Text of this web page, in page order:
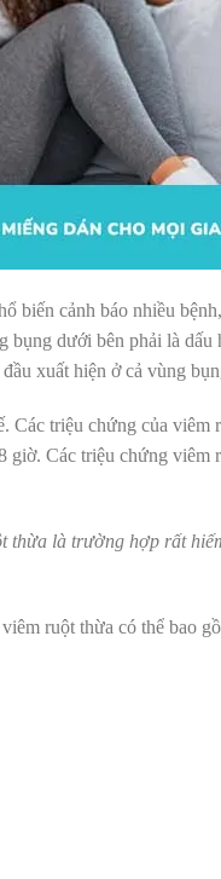
biến cảnh báo nhiều
bụng dưới bên phải là
xuất hiện ở cả vùng
Các triệu chứng của
giờ. Các triệu chứng
thừa là trường hợp rất
ruột thừa có thể bao